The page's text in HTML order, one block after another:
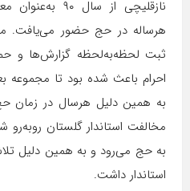
نازقلیچی از
هرساله در حج حضور می‌یافت.
ثبت لحظه‌به‌لحظه گزارش‌ها و
احرام باعث شده بود تا مجموعه
مخالفت استاندار گلستان
به حج می‌رود و به همین دلیل
استاندار داشت.